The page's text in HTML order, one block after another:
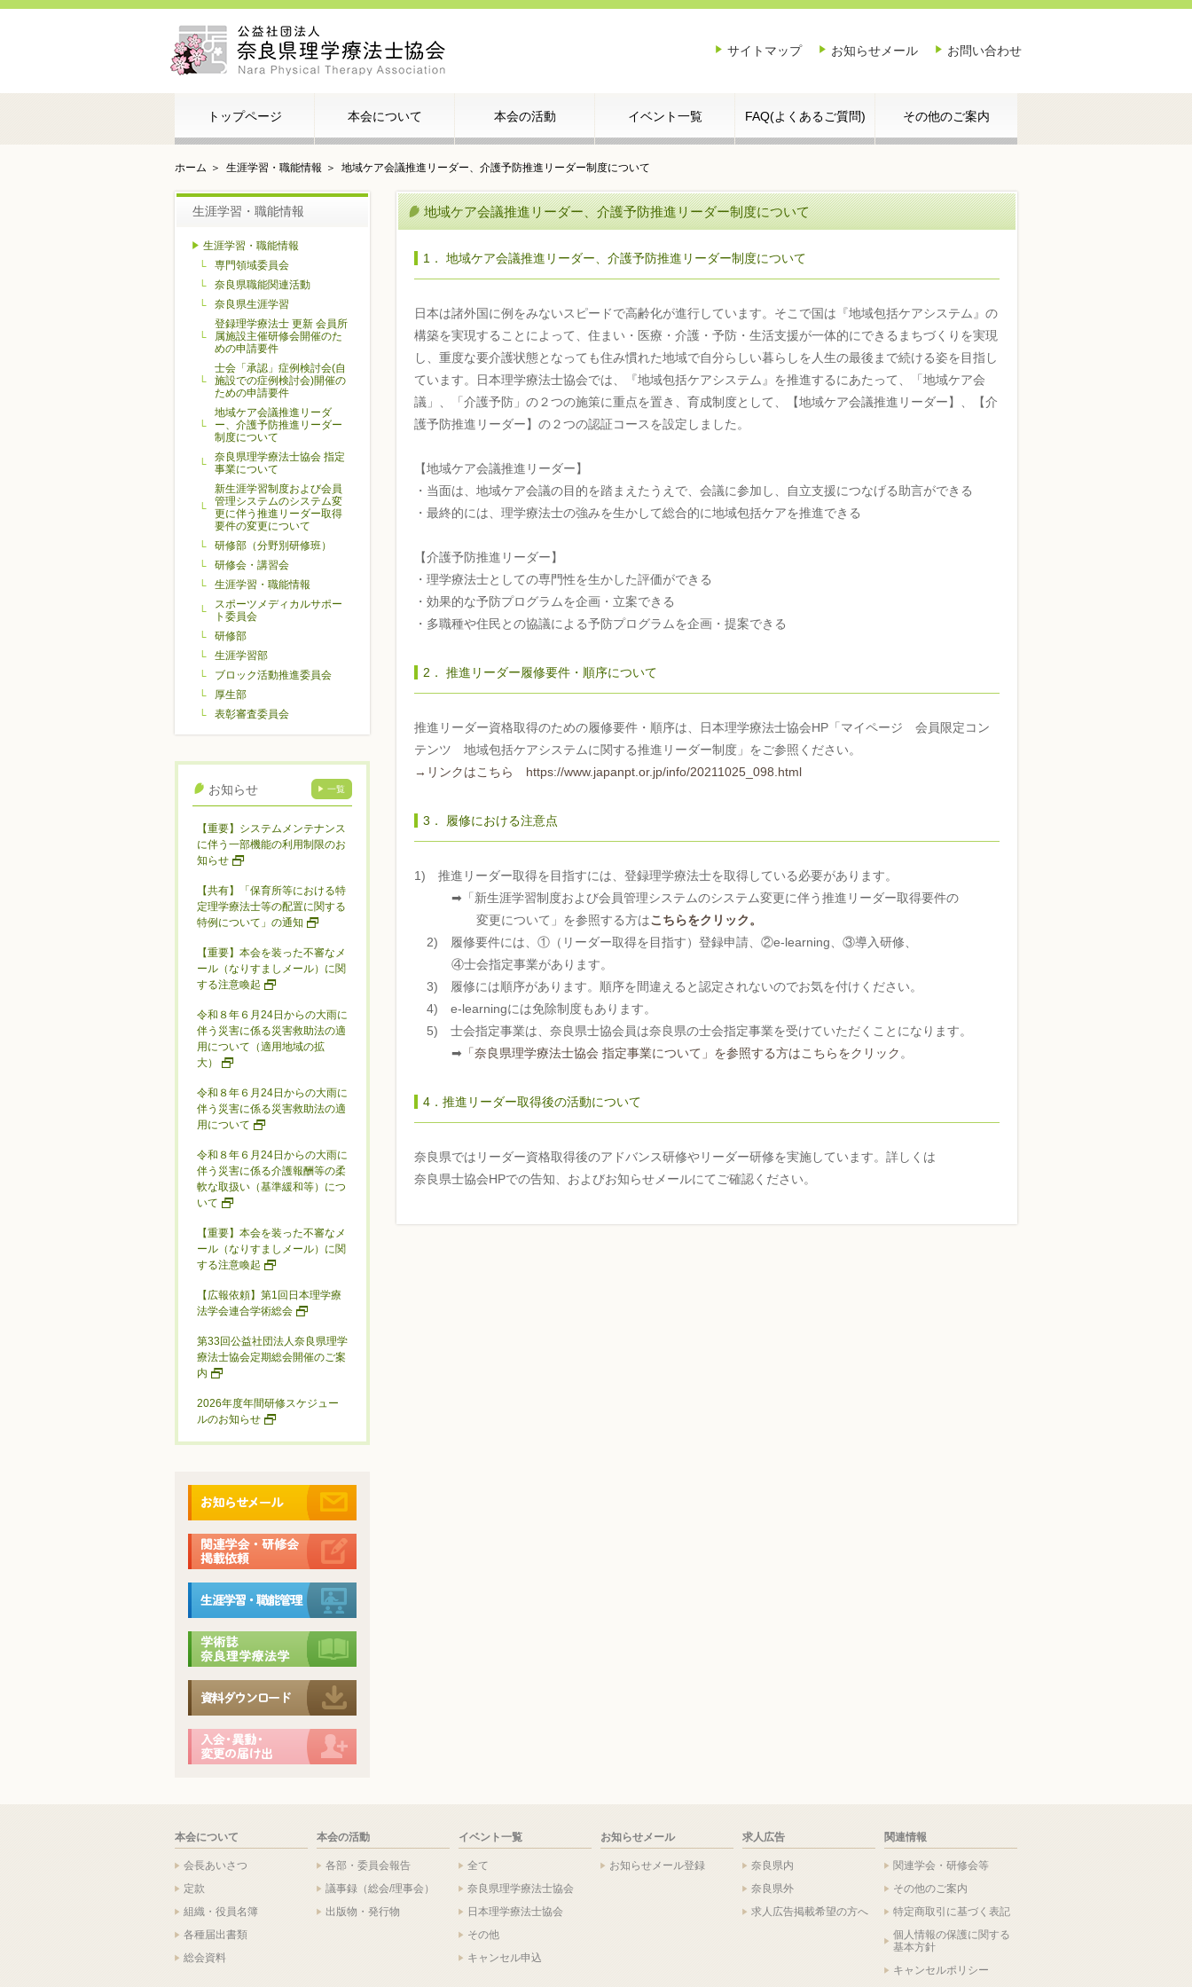
お問い合わせ
お知らせメール
サイトマップ
トップページ 本会について 本会の活動 イベント一覧 FAQ(よくあるご質問) その他のご案内
ホーム 生涯学習・職能情報 地域ケア会議推進リーダー、介護予防推進リーダー制度について
地域ケア会議推進リーダー、介護予防推進リーダー制度について
1． 地域ケア会議推進リーダー、介護予防推進リーダー制度について
日本は諸外国に例をみないスピードで高齢化が進行しています。そこで国は『地域包括ケアシステム』の
構築を実現することによって、住まい・医療・介護・予防・生活支援が一体的にできるまちづくりを実現
し、重度な要介護状態となっても住み慣れた地域で自分らしい暮らしを人生の最後まで続ける姿を目指し
ています。日本理学療法士協会では、『地域包括ケアシステム』を推進するにあたって、「地域ケア会
議」、「介護予防」の２つの施策に重点を置き、育成制度として、【地域ケア会議推進リーダー】、【介
護予防推進リーダー】の２つの認証コースを設定しました。
【地域ケア会議推進リーダー】
・当面は、地域ケア会議の目的を踏まえたうえで、会議に参加し、自立支援につなげる助言ができる
・最終的には、理学療法士の強みを生かして総合的に地域包括ケアを推進できる
【介護予防推進リーダー】
・理学療法士としての専門性を生かした評価ができる
・効果的な予防プログラムを企画・立案できる
・多職種や住民との協議による予防プログラムを企画・提案できる
2． 推進リーダー履修要件・順序について
推進リーダー資格取得のための履修要件・順序は、日本理学療法士協会HP「マイページ 会員限定コン
テンツ 地域包括ケアシステムに関する推進リーダー制度」をご参照ください。
→リンクはこちら https://www.japanpt.or.jp/info/20211025_098.html
3． 履修における注意点
1) 推進リーダー取得を目指すには、登録理学療法士を取得している必要があります。
➡「新生涯学習制度および会員管理システムのシステム変更に伴う推進リーダー取得要件の
変更について」を参照する方はこちらをクリック。
2) 履修要件には、①（リーダー取得を目指す）登録申請、②e-learning、③導入研修、
④士会指定事業があります。
3) 履修には順序があります。順序を間違えると認定されないのでお気を付けください。
4) e-learningには免除制度もあります。
5) 士会指定事業は、奈良県士協会員は奈良県の士会指定事業を受けていただくことになります。
➡ 「奈良県理学療法士協会 指定事業について」を参照する方はこちらをクリック 。
4．推進リーダー取得後の活動について
奈良県ではリーダー資格取得後のアドバンス研修やリーダー研修を実施しています。詳しくは
奈良県士協会HPでの告知、およびお知らせメールにてご確認ください。
生涯学習・職能情報
生涯学習・職能情報
専門領域委員会
奈良県職能関連活動
奈良県生涯学習
登録理学療法士 更新 会員所
属施設主催研修会開催のた
めの申請要件
士会「承認」症例検討会(自
施設での症例検討会)開催の
ための申請要件
地域ケア会議推進リーダ
ー、介護予防推進リーダー
制度について
奈良県理学療法士協会 指定
事業について
新生涯学習制度および会員
管理システムのシステム変
更に伴う推進リーダー取得
要件の変更について
研修部（分野別研修班）
研修会・講習会
生涯学習・職能情報
スポーツメディカルサポー
ト委員会
研修部
生涯学習部
ブロック活動推進委員会
厚生部
表彰審査委員会
お知らせ 一覧
【重要】システムメンテナンス
に伴う一部機能の利用制限のお
知らせ
【共有】「保育所等における特
定理学療法士等の配置に関する
特例について」の通知
【重要】本会を装った不審なメ
ール（なりすましメール）に関
する注意喚起
令和８年６月24日からの大雨に
伴う災害に係る災害救助法の適
用について（適用地域の拡
大）
令和８年６月24日からの大雨に
伴う災害に係る災害救助法の適
用について
令和８年６月24日からの大雨に
伴う災害に係る介護報酬等の柔
軟な取扱い（基準緩和等）につ
いて
【重要】本会を装った不審なメ
ール（なりすましメール）に関
する注意喚起
【広報依頼】第1回日本理学療
法学会連合学術総会
第33回公益社団法人奈良県理学
療法士協会定期総会開催のご案
内
2026年度年間研修スケジュー
ルのお知らせ
本会について
会長あいさつ
定款
組織・役員名簿
各種届出書類
総会資料
本会の活動
各部・委員会報告
議事録（総会/理事会）
出版物・発行物
イベント一覧
全て
奈良県理学療法士協会
日本理学療法士協会
その他
キャンセル申込
お知らせメール
お知らせメール登録
求人広告
奈良県内
奈良県外
求人広告掲載希望の方へ
関連情報
関連学会・研修会等
その他のご案内
特定商取引に基づく表記
個人情報の保護に関する
基本方針
キャンセルポリシー